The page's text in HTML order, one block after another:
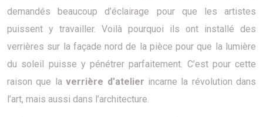
demandés beaucoup d’éclairage pour que les artistes
puissent y travailler. Voilà pourquoi ils ont installé des
verrières sur la façade nord de la pièce pour que la lumière
du soleil puisse y pénétrer parfaitement. C’est pour cette
raison que laverrière d’atelier incarne la révolution dans
l’art, mais aussi dans l’architecture.